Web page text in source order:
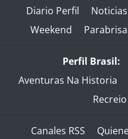
Diario Perfil Noticias
Weekend
Perfil Brasil:
Aventuras Na Historia
Recreio
Canales RSS